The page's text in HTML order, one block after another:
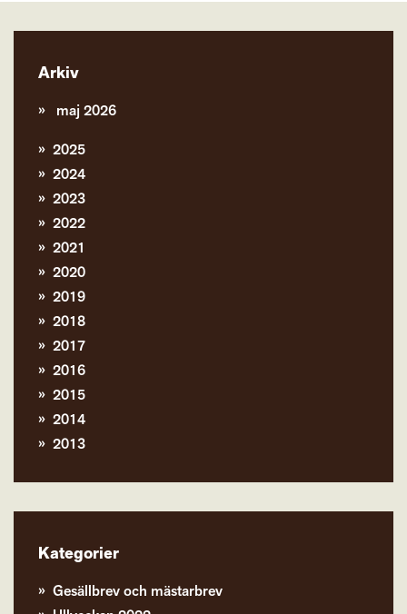
Arkiv
maj 2026
2025
2024
2023
2022
2021
2020
2019
2018
2017
2016
2015
2014
2013
Kategorier
Gesällbrev och mästarbrev